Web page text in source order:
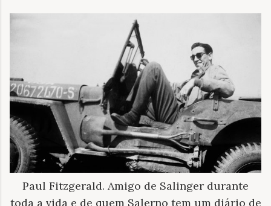
Paul Fitzgerald. Amigo de Salinger durante
toda a vida e de quem Salerno tem um diário de